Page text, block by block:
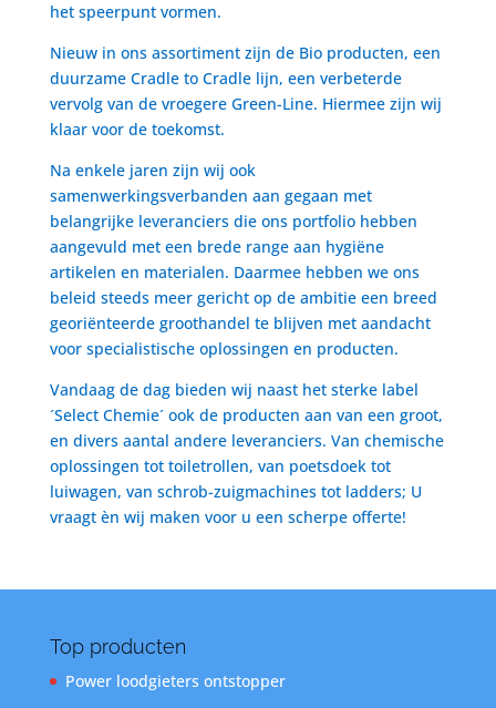
het speerpunt vormen.
Nieuw in ons assortiment zijn de Bio producten, een
duurzame Cradle to Cradle lijn, een verbeterde
vervolg van de vroegere Green-Line. Hiermee zijn wij
klaar voor de toekomst.
Na enkele jaren zijn wij ook
samenwerkingsverbanden aan gegaan met
belangrijke leveranciers die ons portfolio hebben
aangevuld met een brede range aan hygiëne
artikelen en materialen. Daarmee hebben we ons
beleid steeds meer gericht op de ambitie een breed
georiënteerde groothandel te blijven met aandacht
voor specialistische oplossingen en producten.
Vandaag de dag bieden wij naast het sterke label
´Select Chemie´ ook de producten aan van een groot,
en divers aantal andere leveranciers. Van chemische
oplossingen tot toiletrollen, van poetsdoek tot
luiwagen, van schrob-zuigmachines tot ladders; U
vraagt èn wij maken voor u een scherpe offerte!
Top producten
Power loodgieters ontstopper